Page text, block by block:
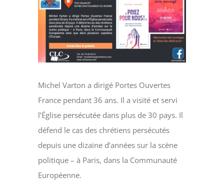
Michel Varton a dirigé Portes Ouvertes
France pendant 36 ans. Il a visité et servi
l’Église persécutée dans plus de 30 pays. Il
défend le cas des chrétiens persécutés
depuis une dizaine d’années sur la scène
politique – à Paris, dans la Communauté
Européenne.